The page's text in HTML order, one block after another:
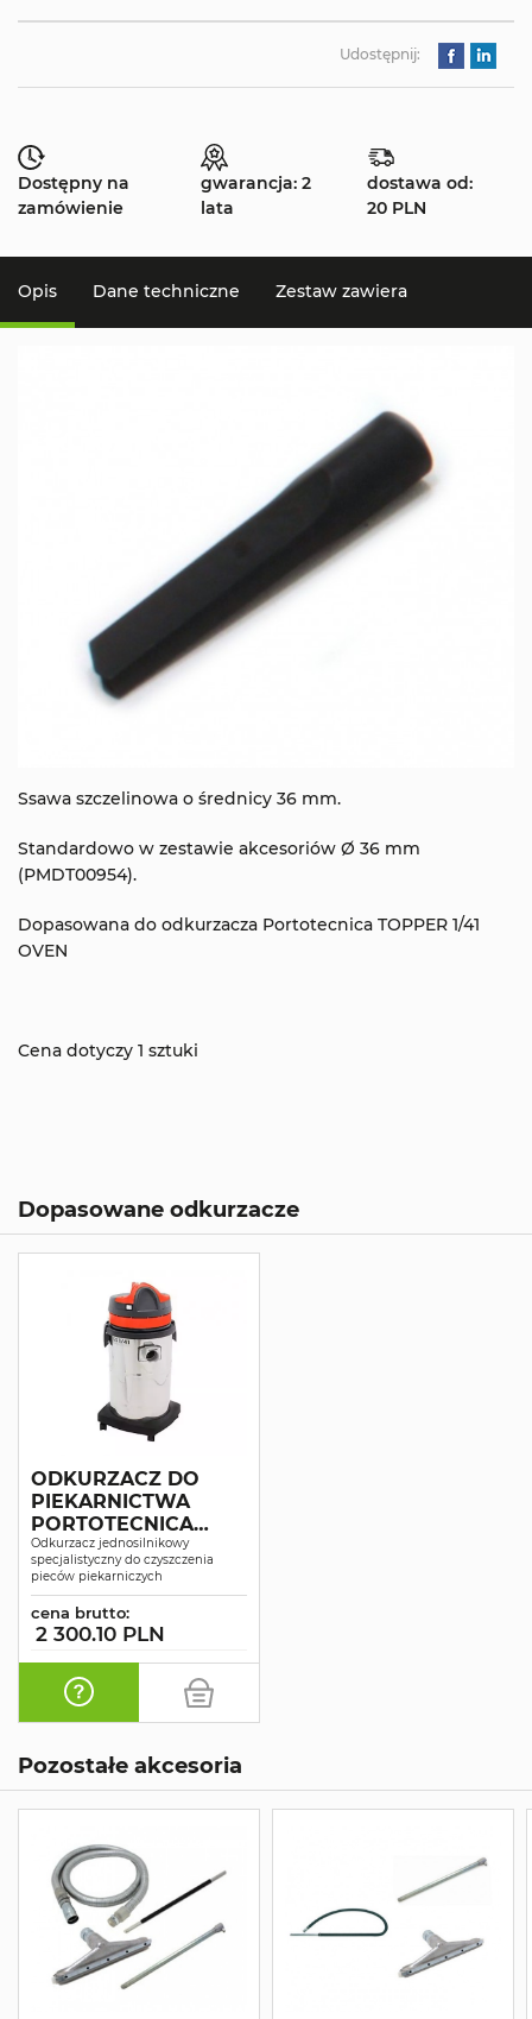
Udostępnij:
Dostępny na
zamówienie
gwarancja: 2
lata
dostawa od:
20 PLN
Opis Dane techniczne Zestaw zawiera
Ssawa szczelinowa o średnicy 36 mm.
Standardowo w zestawie akcesoriów Ø 36 mm
(PMDT00954).
Dopasowana do odkurzacza Portotecnica TOPPER 1/41
OVEN
Cena dotyczy 1 sztuki
Dopasowane odkurzacze
ODKURZACZ DO
PIEKARNICTWA
PORTOTECNICA
TOPPER 1/41 OVEN
Odkurzacz jednosilnikowy
specjalistyczny do czyszczenia
pieców piekarniczych
cena brutto:
2 300.10 PLN
Pozostałe akcesoria